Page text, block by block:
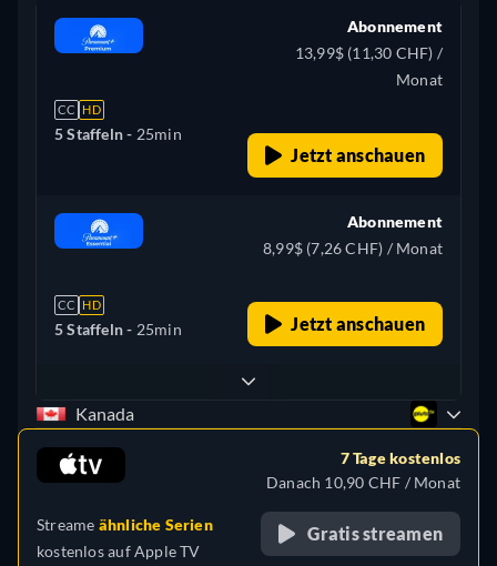
CC HD
5 Staffeln - 25min
Abonnement
13,99$ (11,30 CHF) /
Monat
Jetzt anschauen
CC HD
5 Staffeln - 25min
Abonnement
8,99$ (7,26 CHF) / Monat
Jetzt anschauen
Kanada
Streame ähnliche Serien
kostenlos aufApple TV
7 Tage kostenlos
Danach 10,90 CHF / Monat
Gratis streamen